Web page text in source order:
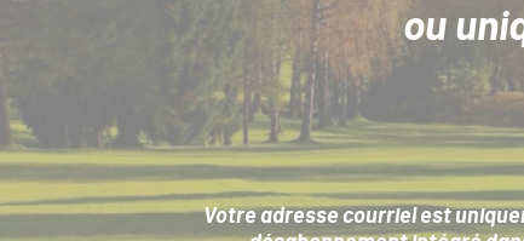
ou
Votre adresse courriel est